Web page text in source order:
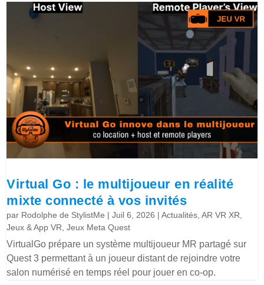
Virtual Go : le multijoueur en réalité
mixte connecté à vos invités
par Rodolphe de StylistMe |Juil 6, 2026 |Actualités,AR VR XR,
Jeux & App VR,Jeux Meta Quest
VirtualGo prépare un système multijoueur MR partagé sur
Quest 3 permettant à un joueur distant de rejoindre votre
salon numérisé en temps réel pour jouer en co-op.